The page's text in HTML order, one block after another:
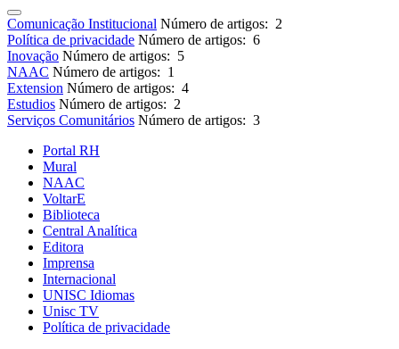
Comunicação Institucional Número de artigos: 2
Política de privacidade Número de artigos: 6
Inovação Número de artigos: 5
NAAC Número de artigos: 1
Extension Número de artigos: 4
Estudios Número de artigos: 2
Serviços Comunitários Número de artigos: 3
Portal RH
Mural
NAAC
VoltarE
Biblioteca
Central Analítica
Editora
Imprensa
Internacional
UNISC Idiomas
Unisc TV
Política de privacidade